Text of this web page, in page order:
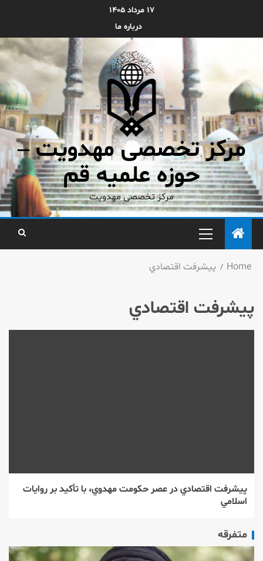
۱۷ مرداد ۱۴۰۵
درباره ما
مرکز تخصصی مهدویت –
حوزه علمیه قم
مرکز تخصصی مهدویت
Home پيشرفت اقتصادي
پيشرفت اقتصادي
پيشرفت اقتصادي در عصر حكومت مهدوي، با تأكيد بر روايات
اسلامي
متفرقه